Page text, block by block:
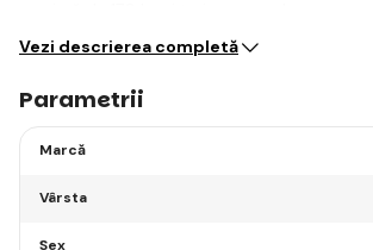
Vezi descrierea completă
Parametrii
Marcă
Vârsta
Sex